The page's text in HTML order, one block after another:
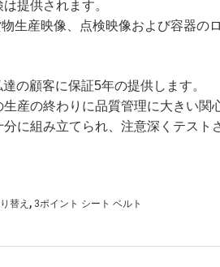
提供されます。
生産映像、点検映像および容器の
の顧客に保証5年の提供します。
産の終わりに品質管理に大きい関
に組み立てられ、注意深くテスト
替え , 3ポイント シート ベルト